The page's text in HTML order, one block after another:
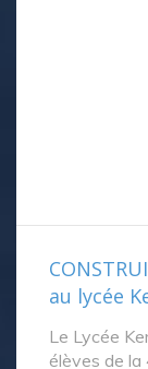
12 Allée
Cedex